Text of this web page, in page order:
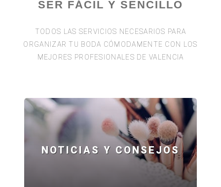
SER FÁCIL Y SENCILLO
TODOS LAS SERVICIOS NECESARIOS PARA
ORGANIZAR TU BODA CÓMODAMENTE CON LOS
MEJORES PROFESIONALES DE VALENCIA
NOTICIAS Y CONSEJOS